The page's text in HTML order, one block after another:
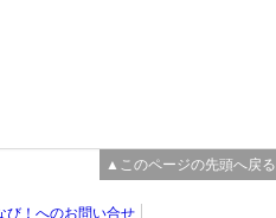
▲このページの先頭へ戻る
び！へのお問い合せ